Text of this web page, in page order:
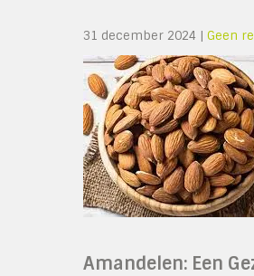
31 december 2024 | Geen
Amandelen: Een